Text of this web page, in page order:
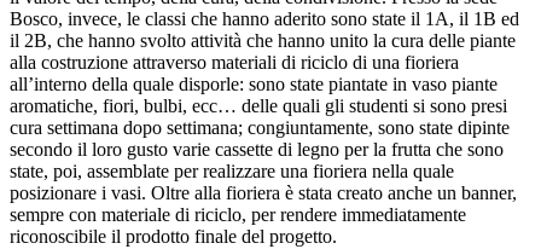
Bosco, invece, le classi che hanno aderito sono state il 1A, il 1B ed
il 2B, che hanno svolto attività che hanno unito la cura delle piante
alla costruzione attraverso materiali di riciclo di una fioriera
all’interno della quale disporle: sono state piantate in vaso piante
aromatiche, fiori, bulbi, ecc… delle quali gli studenti si sono presi
cura settimana dopo settimana; congiuntamente, sono state dipinte
secondo il loro gusto varie cassette di legno per la frutta che sono
state, poi, assemblate per realizzare una fioriera nella quale
posizionare i vasi. Oltre alla fioriera è stata creato anche un banner,
sempre con materiale di riciclo, per rendere immediatamente
riconoscibile il prodotto finale del progetto.